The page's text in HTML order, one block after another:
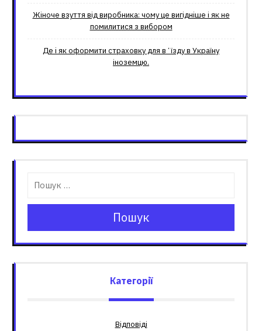
Жіноче взуття від виробника: чому це вигідніше і як не
помилитися з вибором
Де і як оформити страховку для вʼїзду в Україну
іноземцю.
Пошук
Категорії
Відповіді